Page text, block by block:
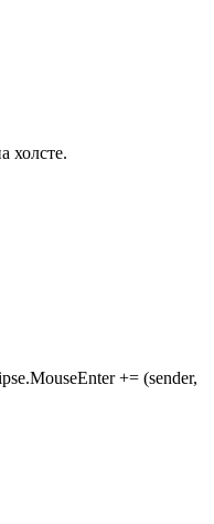
холсте.
+= (sender,